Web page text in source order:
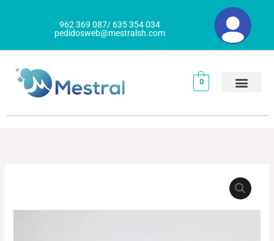
962 369 087/ 635 354 034
pedidosweb@mestralsh.com
0
cantidad